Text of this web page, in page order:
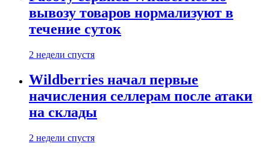
вывозу товаров нормализуют в
течение суток
2 недели спустя
Wildberries начал первые
начисления селлерам после атаки
на склады
2 недели спустя